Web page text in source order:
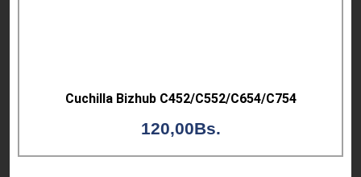
Cuchilla Bizhub C452/C552/C654/C754
120,00Bs.